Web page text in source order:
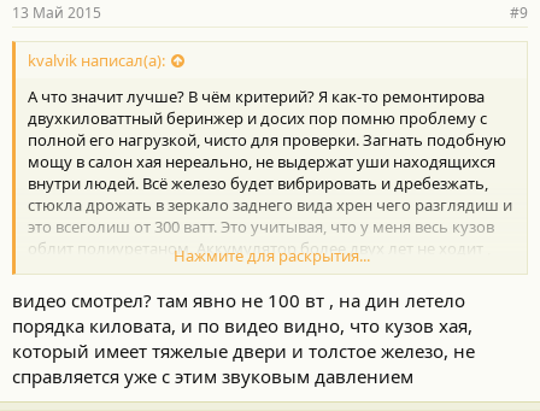
13 Май 2015 #9
kvalvik написал(а):
А что значит лучше? В чём критерий? Я как-то ремонтирова
двухкиловаттный беринжер и досих пор помню проблему с
полной его нагрузкой, чисто для проверки. Загнать подобную
мощу в салон хая нереально, не выдержат уши находящихся
внутри людей. Всё железо будет вибрировать и дребезжать,
стюкла дрожать в зеркало заднего вида хрен чего разглядиш и
это всеголиш от 300 ватт. Это учитывая, что у меня весь кузов
облит полиуретаном. Аккумулятор более двух лет не ходит ,
сейчас поставил новый панасоник 105 ампер часов, перед ним
был хитачи 90, ранее оптима жёлтый верх 75. Повторяю это
300ватт реальных, на полную гоняю, когда один в машине,
пассажиры не выдерживают. А ты заявляеш о 3000 ватт.
Нажмите для раскрытия...
видео смотрел? там явно не 100 вт , на дин летело
порядка киловата, и по видео видно, что кузов хая,
который имеет тяжелые двери и толстое железо, не
справляется уже с этим звуковым давлением